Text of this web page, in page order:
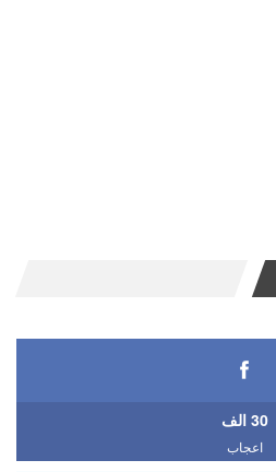
30 الف
اعجاب